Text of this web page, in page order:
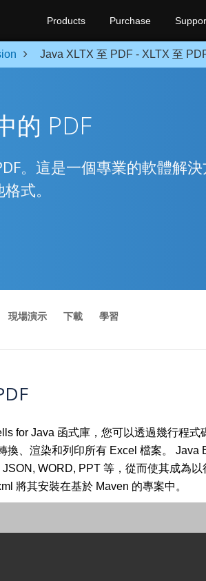
Products Purchase
Java XLTX 至 PDF - XLTX 至
的 PDF
。這是一個專業的軟體解
式。
現場演示 下載 學習
for Java 函式庫，您可以透過幾行程式
換、渲染和列印所有 Excel 檔案。
WORD, PPT 等，從而使其成為
將其安裝在基於 Maven 的專案中。